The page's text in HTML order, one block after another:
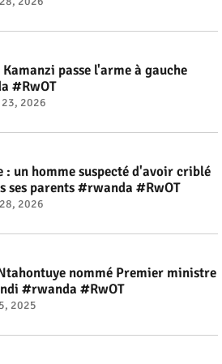
passe l'arme à gauche
#RwOT
2026
: un homme suspecté d'avoir criblé
ses parents #rwanda #RwOT
2026
nommé Premier ministre
#rwanda #RwOT
2025